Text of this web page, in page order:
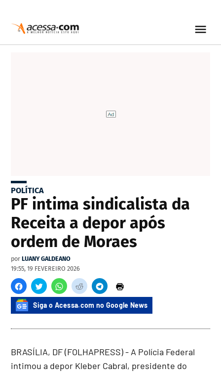
POLÍTICA
PF intima sindicalista da
Receita a depor após
ordem de Moraes
por LUANY GALDEANO
19:55, 19 FEVEREIRO 2026
Siga o Acessa.com no Google News
BRASÍLIA, DF (FOLHAPRESS) - A Polícia Federal
intimou a depor Kleber Cabral, presidente do